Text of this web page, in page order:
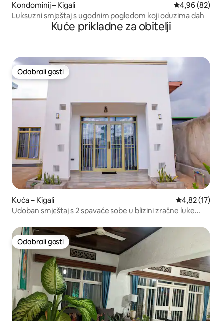
Kondominij – Kigali Prosječna
4,96 (82)
Luksuzni smještaj s ugodnim pogledom koji oduzima dah
Kuće prikladne za obitelji
Odabrali gosti
Odabrali gosti
Kuća – Kigali Prosječna
4,82 (17)
Udoban smještaj s 2 spavaće sobe u blizini zračne luke
Odabrali gosti
Odabrali gosti